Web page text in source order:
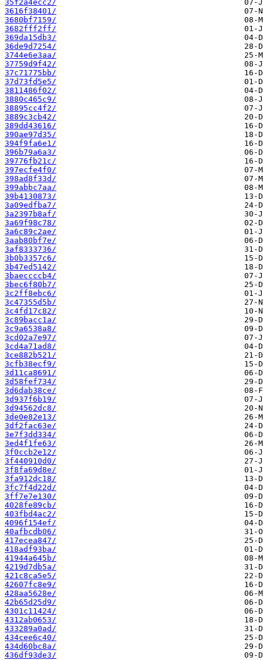
35f2a4ecc2/
3616f38401/
3680bf7159/
3682fff2ff/
369da15db3/
36de9d7254/
3744e6e3aa/
37759d9f42/
37c71775bb/
37d73fd5e5/
3811486f02/
3880c465c9/
38895cc4f2/
3889c3cb42/
389dd43616/
390ae97d35/
394f9fa6e1/
396b79a6a3/
39776fb21c/
397ecfe4f0/
398ad8f33d/
399abbc7aa/
39b4130873/
3a09edfba7/
3a2397b8af/
3a69f98c78/
3a6c89c2ae/
3aab80bf7e/
3af8333736/
3b0b3357c6/
3b47ed5142/
3baeccccb4/
3bec6f80b7/
3c2ff8ebc6/
3c47355d5b/
3c4fd17c82/
3c89bacc1a/
3c9a6538a8/
3cd02a7e97/
3cd4a71ad8/
3ce882b521/
3cfb38ecf9/
3d11ca8691/
3d58fef734/
3d6dab38ce/
3d937f6b19/
3d94562dc8/
3de0e82e13/
3df2fac63e/
3e7f3dd334/
3ed4f1fe63/
3f0ccb2e12/
3f440910d0/
3f8fa69d8e/
3fa912dc18/
3fc7f4d22d/
3ff7e7e130/
4028fe89cb/
403fbd4ac2/
4096f154ef/
40afbcdb06/
417ecea847/
418adf93ba/
41944a645b/
4219d7db5a/
421c8ca5e5/
42607fc8e9/
428aa5628e/
42b65d25d9/
4301c11424/
4312ab0653/
433289a0ad/
434cee6c40/
434d60bc8a/
436df93de3/